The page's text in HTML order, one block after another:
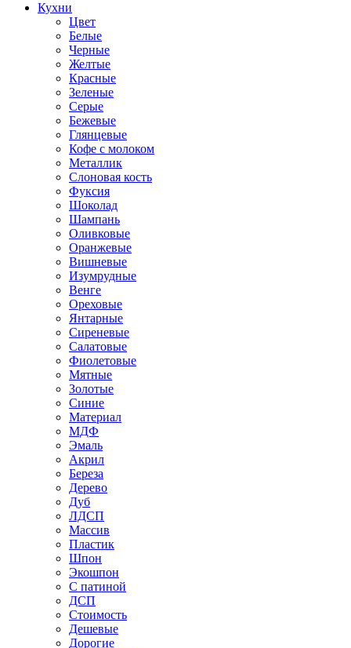
Кухни
Цвет
Белые
Черные
Желтые
Красные
Зеленые
Серые
Бежевые
Глянцевые
Кофе с молоком
Металлик
Слоновая кость
Фуксия
Шоколад
Шампань
Оливковые
Оранжевые
Вишневые
Изумрудные
Венге
Ореховые
Янтарные
Сиреневые
Салатовые
Фиолетовые
Мятные
Золотые
Синие
Материал
МДФ
Эмаль
Акрил
Береза
Дерево
Дуб
ЛДСП
Массив
Пластик
Шпон
Экошпон
С патиной
ДСП
Стоимость
Дешевые
Дорогие